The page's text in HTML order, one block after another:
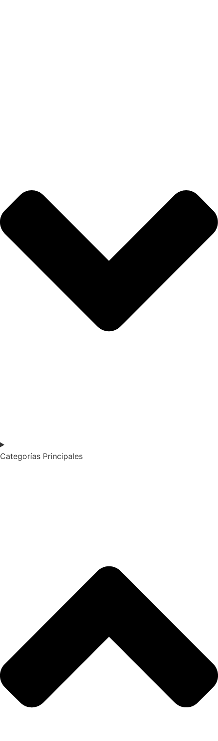
Categorías Principales​